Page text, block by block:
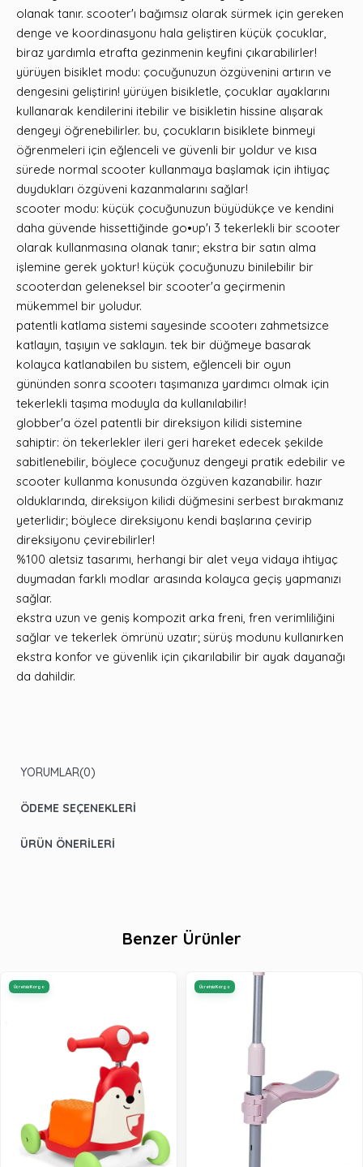
olanak tanır. scooter'ı bağımsız olarak sürmek için gereken
denge ve koordinasyonu hala geliştiren küçük çocuklar,
biraz yardımla etrafta gezinmenin keyfini çıkarabilirler!
yürüyen bisiklet modu: çocuğunuzun özgüvenini artırın ve
dengesini geliştirin! yürüyen bisikletle, çocuklar ayaklarını
kullanarak kendilerini itebilir ve bisikletin hissine alışarak
dengeyi öğrenebilirler. bu, çocukların bisiklete binmeyi
öğrenmeleri için eğlenceli ve güvenli bir yoldur ve kısa
sürede normal scooter kullanmaya başlamak için ihtiyaç
duydukları özgüveni kazanmalarını sağlar!
scooter modu: küçük çocuğunuzun büyüdükçe ve kendini
daha güvende hissettiğinde go•up'ı 3 tekerlekli bir scooter
olarak kullanmasına olanak tanır; ekstra bir satın alma
işlemine gerek yoktur! küçük çocuğunuzu binilebilir bir
scooterdan geleneksel bir scooter'a geçirmenin
mükemmel bir yoludur.
patentli katlama sistemi sayesinde scooterı zahmetsizce
katlayın, taşıyın ve saklayın. tek bir düğmeye basarak
kolayca katlanabilen bu sistem, eğlenceli bir oyun
gününden sonra scooterı taşımanıza yardımcı olmak için
tekerlekli taşıma moduyla da kullanılabilir!
globber'a özel patentli bir direksiyon kilidi sistemine
sahiptir: ön tekerlekler ileri geri hareket edecek şekilde
sabitlenebilir, böylece çocuğunuz dengeyi pratik edebilir ve
scooter kullanma konusunda özgüven kazanabilir. hazır
olduklarında, direksiyon kilidi düğmesini serbest bırakmanız
yeterlidir; böylece direksiyonu kendi başlarına çevirip
direksiyonu çevirebilirler!
%100 aletsiz tasarımı, herhangi bir alet veya vidaya ihtiyaç
duymadan farklı modlar arasında kolayca geçiş yapmanızı
sağlar.
ekstra uzun ve geniş kompozit arka freni, fren verimliliğini
sağlar ve tekerlek ömrünü uzatır; sürüş modunu kullanırken
ekstra konfor ve güvenlik için çıkarılabilir bir ayak dayanağı
da dahildir.
YORUMLAR(0)
ÖDEME SEÇENEKLERI
ÜRÜN ÖNERILERI
Benzer Ürünler
Ücretsiz Kargo Ücretsiz Kargo